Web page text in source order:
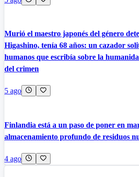
Murió el maestro japonés del género
Higashino, tenía 68 años: un cazador
humanos que escribía sobre la
del crimen
5 ago
Finlandia está a un paso de poner en
almacenamiento profundo de residuos
4 ago